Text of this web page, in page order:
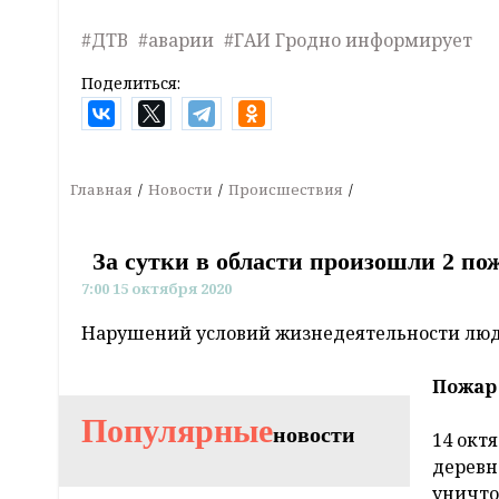
#ДТВ #аварии #ГАИ Гродно информирует
Поделиться:
Главная Новости Происшествия
За сутки в области произошли 2
7:00 15 октября 2020